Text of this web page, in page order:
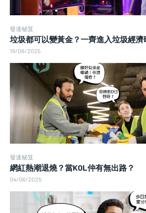
發達秘笈
垃圾都可以變黃金？一齊進入垃圾經濟
19/06/2025
發達秘笈
網紅熱潮退燒？當KOL仲有無出路？
04/06/2025